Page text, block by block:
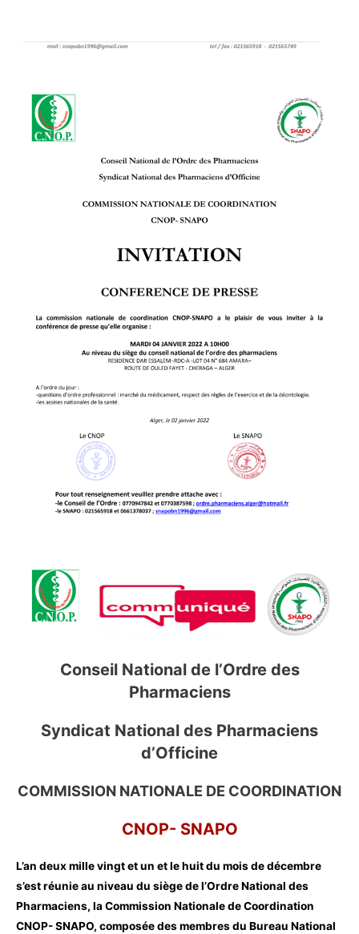
Conseil National de l’Ordre des
Pharmaciens
Syndicat National des Pharmaciens
d’Officine
COMMISSION NATIONALE DE COORDINATION
CNOP- SNAPO
L’an deux mille vingt et un et le huit du mois de décembre
s’est réunie au niveau du siège de l’Ordre National des
Pharmaciens, la Commission Nationale de Coordination
CNOP- SNAPO, composée des membres du Bureau National